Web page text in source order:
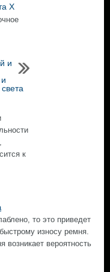
Х
и
к
то это приведет
износу ремня.
вероятность